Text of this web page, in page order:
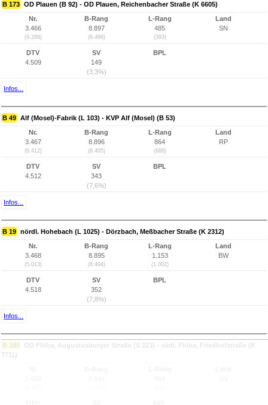
B 173 OD Plauen (B 92) - OD Plauen, Reichenbacher Straße (K 6605)
Nr.
3.466
(9.288)
B-Rang
8.897
(6.496)
L-Rang
485
(393)
Land
SN
DTV
4.509
SV
149
(3,3%)
BPL
Infos...
B 49 Alf (Mosel)-Fabrik (L 103) - KVP Alf (Mosel) (B 53)
Nr.
3.467
(6.412)
B-Rang
8.896
(6.495)
L-Rang
864
(688)
Land
RP
DTV
4.512
SV
343
(7,6%)
BPL
Infos...
B 19 nördl. Hohebach (L 1025) - Dörzbach, Meßbacher Straße (K 2312)
Nr.
3.468
(5.013)
B-Rang
8.895
(6.494)
L-Rang
1.153
(1.002)
Land
BW
DTV
4.518
SV
352
(7,8%)
BPL
Infos...
B 180
OD Flöha, Augustusburger Straße (S 223) - südl. Flöha, Friedhofstraße (K
7711)